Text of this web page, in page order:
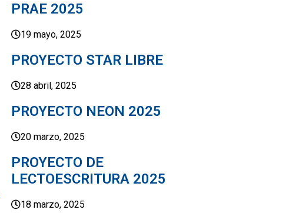
PRAE 2025
19 mayo, 2025
PROYECTO STAR LIBRE
28 abril, 2025
PROYECTO NEON 2025
20 marzo, 2025
PROYECTO DE
LECTOESCRITURA 2025
18 marzo, 2025